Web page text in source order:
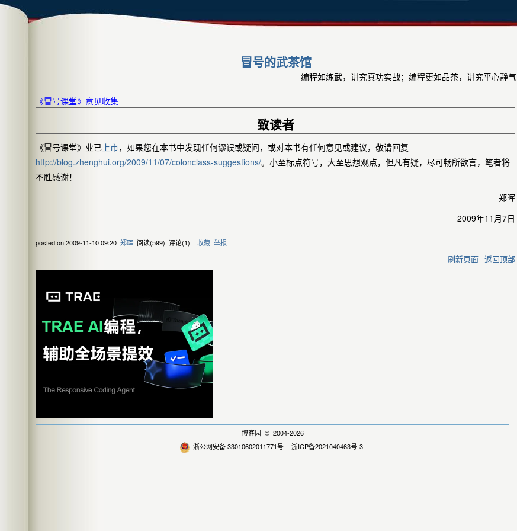
冒号的武茶馆
编程如练武，讲究真功实战；编程更如品茶，讲究平心静气
《冒号课堂》意见收集
致读者
《冒号课堂》业已 上市，如果您在本书中发现任何谬误或疑问，或对本书有任何意见或建议，敬请回复
http://blog.zhenghui.org/2009/11/07/colonclass-suggestions/。小至标点符号，大至思想观点，但凡有疑，尽可畅所欲言，笔者将
不胜感谢！
郑晖
2009年11月7日
posted on2009-11-10 09:20 郑晖 阅读(599) 评论(1) 收藏 举报
刷新页面 返回顶部
博客园© 2004-2026
浙公网安备 33010602011771号
浙ICP备2021040463号-3